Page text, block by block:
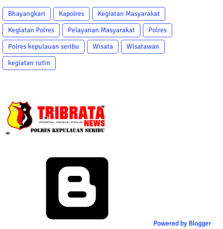
Bhayangkari Kapolres
Kegiatan Masyarakat
Kegiatan Polres
Pelayanan Masyarakat
Polres
Polres kepulauan seribu
Wisata
Wisatawan
kegiatan rutin
Powered by Blogger